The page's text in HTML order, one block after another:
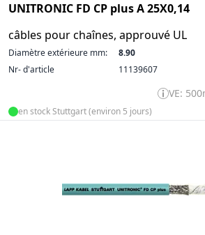
UNITRONIC FD CP plus A 25X0,14
câbles pour chaînes, approuvé UL
Diamètre extérieure mm:
8.90
Nr- d'article
11139607
VE:
en stock Stuttgart (environ 5 jours)